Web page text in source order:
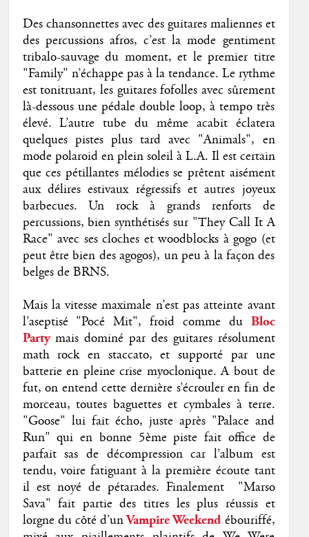
Des chansonnettes avec des guitares maliennes et
des percussions afros, c’est la mode gentiment
tribalo-sauvage du moment, et le premier titre
"Family" n’échappe pas à la tendance. Le rythme
est tonitruant, les guitares fofolles avec sûrement
là-dessous une pédale double loop, à tempo très
élevé. L’autre tube du même acabit éclatera
quelques pistes plus tard avec "Animals", en
mode polaroid en plein soleil à L.A. Il est certain
que ces pétillantes mélodies se prêtent aisément
aux délires estivaux régressifs et autres joyeux
barbecues. Un rock à grands renforts de
percussions, bien synthétisés sur "They Call It A
Race" avec ses cloches et woodblocks à gogo (et
peut être bien des agogos), un peu à la façon des
belges de BRNS.
Mais la vitesse maximale n’est pas atteinte avant
l’aseptisé "Pocé Mit", froid comme duBloc
Partymais dominé par des guitares résolument
math rock en staccato, et supporté par une
batterie en pleine crise myoclonique. A bout de
fut, on entend cette dernière s’écrouler en fin de
morceau, toutes baguettes et cymbales à terre.
"Goose" lui fait écho, juste après "Palace and
Run" qui en bonne 5ème piste fait office de
parfait sas de décompression car l’album est
tendu, voire fatiguant à la première écoute tant
il est noyé de pétarades. Finalement "Marso
Sava" fait partie des titres les plus réussis et
lorgne du côté d’unVampire Weekend ébouriffé,